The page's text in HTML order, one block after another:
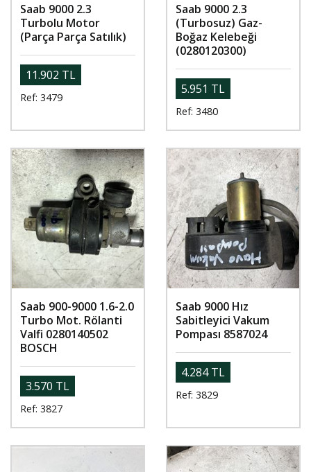
Saab 9000 2.3
Turbolu Motor
(Parça Parça Satılık)
11.902 TL
Ref: 3479
Saab 9000 2.3
(Turbosuz) Gaz-
Boğaz Kelebeği
(0280120300)
5.951 TL
Ref: 3480
Saab 900-9000 1.6-2.0
Turbo Mot. Rölanti
Valfi 0280140502
BOSCH
3.570 TL
Ref: 3827
Saab 9000 Hız
Sabitleyici Vakum
Pompası 8587024
4.284 TL
Ref: 3829